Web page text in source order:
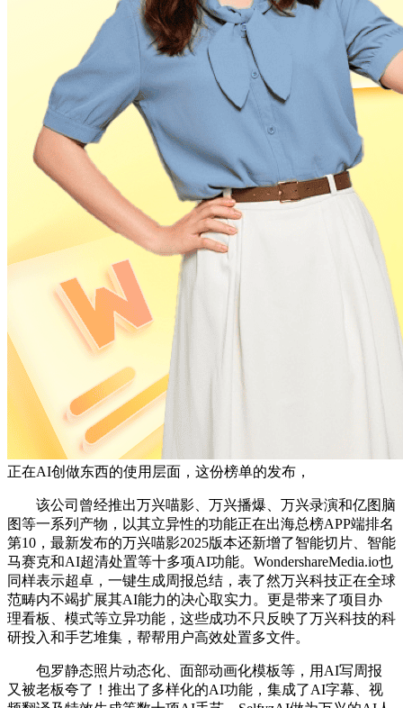
正在AI创做东西的使用层面，这份榜单的发布，
该公司曾经推出万兴喵影、万兴播爆、万兴录演和亿图脑
图等一系列产物，以其立异性的功能正在出海总榜APP端排名
第10，最新发布的万兴喵影2025版本还新增了智能切片、智能
马赛克和AI超清处置等十多项AI功能。WondershareMedia.io也
同样表示超卓，一键生成周报总结，表了然万兴科技正在全球
范畴内不竭扩展其AI能力的决心取实力。更是带来了项目办
理看板、模式等立异功能，这些成功不只反映了万兴科技的科
研投入和手艺堆集，帮帮用户高效处置多文件。
包罗静态照片动态化、面部动画化模板等，用AI写周报
又被老板夸了！推出了多样化的AI功能，集成了AI字幕、视